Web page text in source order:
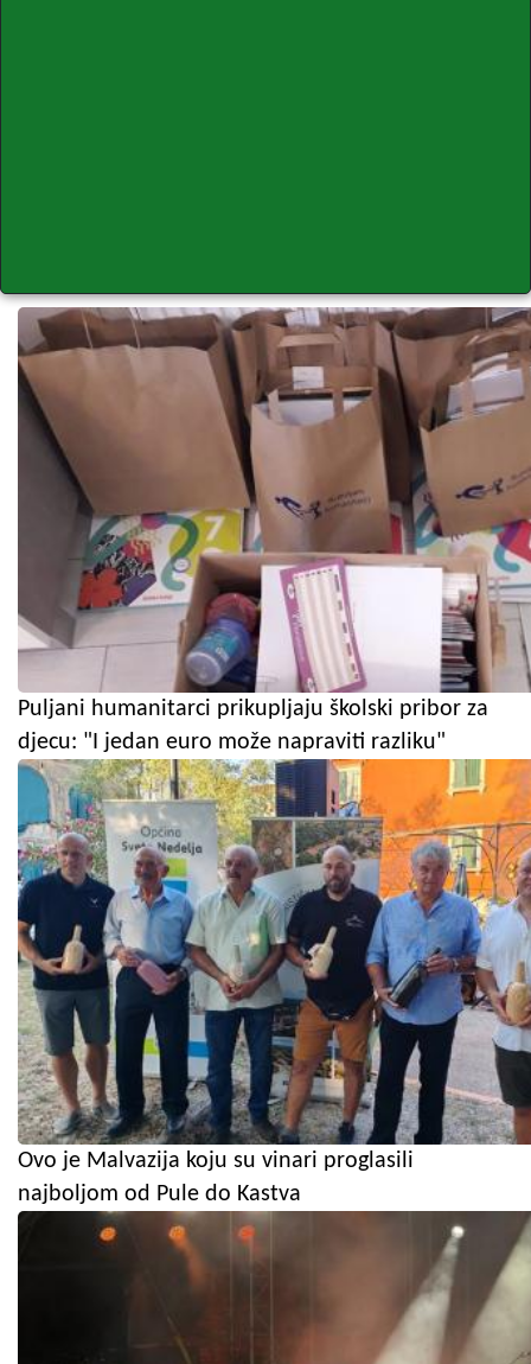
Puljani humanitarci prikupljaju školski pribor za
djecu: "I jedan euro može napraviti razliku"
Ovo je Malvazija koju su vinari proglasili
najboljom od Pule do Kastva